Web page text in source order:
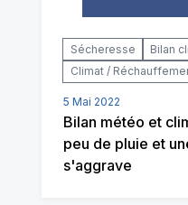
Sécheresse
Bilan
Climat /
5 Mai 2022
Bilan météo et
peu de pluie et
s'aggrave